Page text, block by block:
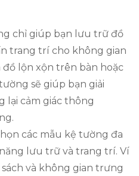
chỉ giúp bạn lưu trữ đồ
trang trí cho không gian
đồ lộn xộn trên bàn hoặc
sẽ giúp bạn giải
lại cảm giác thông
các mẫu kệ tường đa
lưu trữ và trang trí. Ví
và không gian trưng